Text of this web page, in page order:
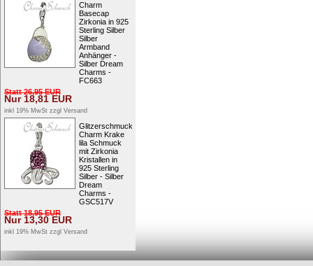
Charm
Basecap
Zirkonia in 925
Sterling Silber
Silber
Armband
Anhänger -
Silber Dream
Charms -
FC663
Statt26,95EUR
Nur 18,81 EUR
inkl 19% MwSt zzgl Versand
Glitzerschmuck
Charm Krake
lila Schmuck
mit Zirkonia
Kristallen in
925 Sterling
Silber - Silber
Dream
Charms -
GSC517V
Statt18,95EUR
Nur13,30EUR
inkl 19% MwSt zzgl Versand